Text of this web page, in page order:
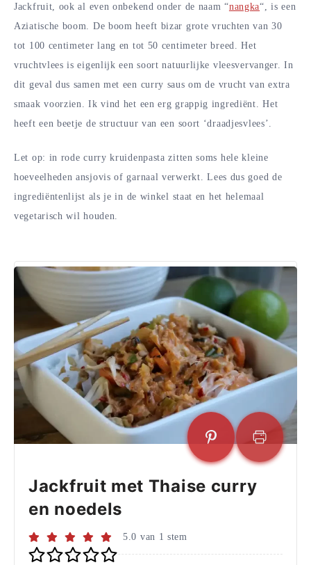
Jackfruit, ook al even onbekend onder de naam “nangka“, is een
Aziatische boom. De boom heeft bizar grote vruchten van 30
tot 100 centimeter lang en tot 50 centimeter breed. Het
vruchtvlees is eigenlijk een soort natuurlijke vleesvervanger. In
dit geval dus samen met een curry saus om de vrucht van extra
smaak voorzien. Ik vind het een erg grappig ingrediënt. Het
heeft een beetje de structuur van een soort ‘draadjesvlees’.
Let op: in rode curry kruidenpasta zitten soms hele kleine
hoeveelheden ansjovis of garnaal verwerkt. Lees dus goed de
ingrediëntenlijst als je in de winkel staat en het helemaal
vegetarisch wil houden.
Jackfruit met Thaise curry
en noedels
5.0 van 1 stem